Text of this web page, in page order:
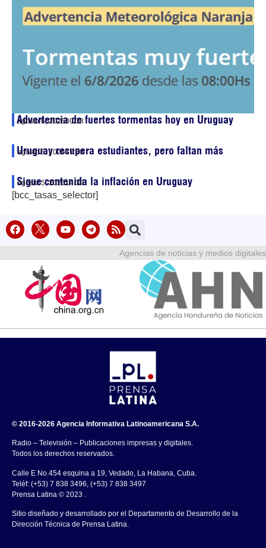
Advertencia de fuertes tormentas hoy en Uruguay
agosto 6, 202600:38
Uruguay recupera estudiantes, pero faltan más
agosto 5, 202617:30
Sigue contenida la inflación en Uruguay
agosto 5, 202614:39
[bcc_tasas_selector]
Agencias de noticias y medios digitales
© 2016-2026 Agencia Informativa Latinoamericana S.A.
Radio – Televisión – Publicaciones impresas y digitales.
Todos los derechos reservados.
Calle E No.454 esquina a 19, Vedado, La Habana, Cuba.
Teléf: (+53) 7 838 3496, (+53) 7 838 3497
Prensa Latina © 2023 .
Sitio diseñado y desarrollado por el Departamento de Desarrollo de la
Dirección Técnica de Prensa Latina.